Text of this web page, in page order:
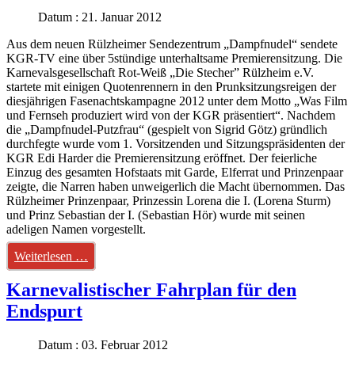
Datum : 21. Januar 2012
Aus dem neuen Rülzheimer Sendezentrum „Dampfnudel“ sendete
KGR-TV eine über 5stündige unterhaltsame Premierensitzung. Die
Karnevalsgesellschaft Rot-Weiß „Die Stecher” Rülzheim e.V.
startete mit einigen Quotenrennern in den Prunksitzungsreigen der
diesjährigen Fasenachtskampagne 2012 unter dem Motto „Was Film
und Fernseh produziert wird von der KGR präsentiert“. Nachdem
die „Dampfnudel-Putzfrau“ (gespielt von Sigrid Götz) gründlich
durchfegte wurde vom 1. Vorsitzenden und Sitzungspräsidenten der
KGR Edi Harder die Premierensitzung eröffnet. Der feierliche
Einzug des gesamten Hofstaats mit Garde, Elferrat und Prinzenpaar
zeigte, die Narren haben unweigerlich die Macht übernommen. Das
Rülzheimer Prinzenpaar, Prinzessin Lorena die I. (Lorena Sturm)
und Prinz Sebastian der I. (Sebastian Hör) wurde mit seinen
adeligen Namen vorgestellt.
Weiterlesen …
Karnevalistischer Fahrplan für den
Endspurt
Datum : 03. Februar 2012